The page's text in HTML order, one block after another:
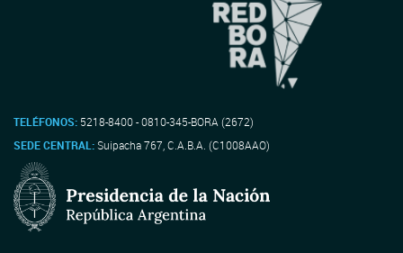
TELÉFONOS: 5218-8400 - 0810-345-BORA (2672)
SEDE CENTRAL:Suipacha 767, C.A.B.A. (C1008AAO)